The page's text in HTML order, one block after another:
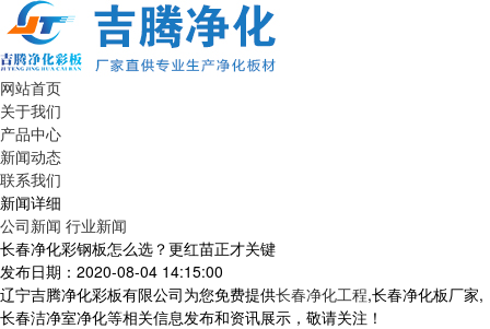
网站首页
关于我们
产品中心
新闻动态
联系我们
新闻详细
公司新闻 行业新闻
长春净化彩钢板怎么选？更红苗正才关键
发布日期：2020-08-04 14:15:00
辽宁吉腾净化彩板有限公司为您免费提供长春净化工程,长春净化板厂家,
长春洁净室净化等相关信息发布和资讯展示，敬请关注！